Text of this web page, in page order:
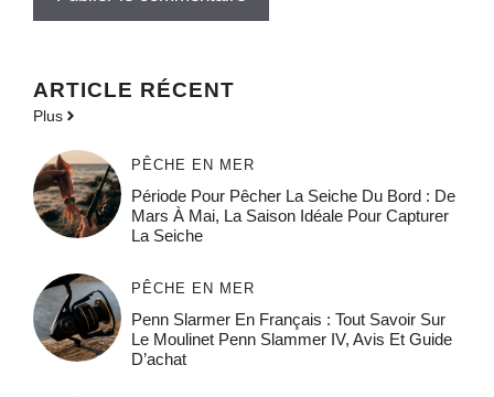
ARTICLE RÉCENT
Plus
PÊCHE EN MER
Période Pour Pêcher La Seiche Du Bord : De
Mars À Mai, La Saison Idéale Pour Capturer
La Seiche
PÊCHE EN MER
Penn Slarmer En Français : Tout Savoir Sur
Le Moulinet Penn Slammer IV, Avis Et Guide
D’achat